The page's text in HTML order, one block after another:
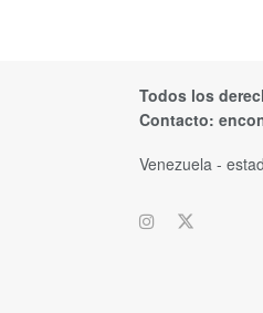
Todos los
Contacto:
Venezuela -